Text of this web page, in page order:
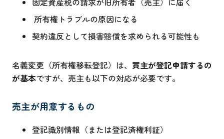
所有権トラブルの原因になる
契約違反として損害賠償を求められる可能性も
名義変更（所有権移転登記）は、 買主が登記申請するの
が基本ですが、売主も以下の対応が必要です。
売主が用意するもの
登記識別情報（または登記済権利証）